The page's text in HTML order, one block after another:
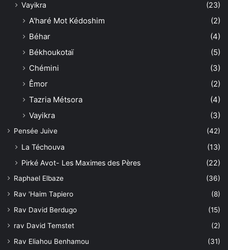
Vayikra (23)
A'haré Mot Kédoshim
(2)
Béhar
(4)
Békhoukotaï
(5)
Chémini
(3)
Êmor
(2)
Tazria Métsora
(4)
Vayikra
(3)
Pensée Juive (42)
La Téchouva
(13)
Pirké Avot- Les Maximes des Pères
(22)
Raphael Elbaze
(36)
Rav 'Haim Tapiero
(8)
Rav David Berdugo
(15)
rav David Temstet
(2)
Rav Eliahou Benhamou
(31)